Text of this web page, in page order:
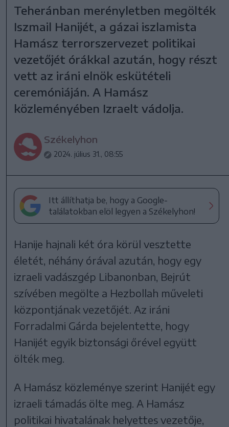
Teheránban merényletben megölték
Iszmail Hanijét, a gázai iszlamista
Hamász terrorszervezet politikai
vezetőjét órákkal azután, hogy részt
vett az iráni elnök eskütételi
ceremóniáján. A Hamász
közleményében Izraelt vádolja.
Székelyhon
2024. július 31., 08:55
Itt állíthatja be, hogy a Google-
találatokban elöl legyen a Székelyhon!
Hanije hajnali két óra körül vesztette
életét, néhány órával azután, hogy egy
izraeli vadászgép Libanonban, Bejrút
szívében megölte a Hezbollah műveleti
központjának vezetőjét. Az iráni
Forradalmi Gárda bejelentette, hogy
Hanijét egyik biztonsági őrével együtt
ölték meg.
A Hamász közleménye szerint Hanijét egy
izraeli támadás ölte meg. A Hamász
politikai hivatalának helyettes vezetője,